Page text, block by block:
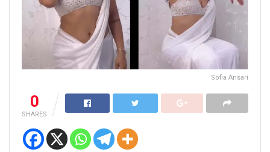
Sofia Ansari
0
SHARES